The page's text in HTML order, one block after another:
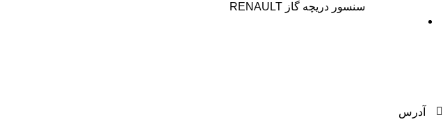
سنسور دریچه گاز RENAULT
آدرس